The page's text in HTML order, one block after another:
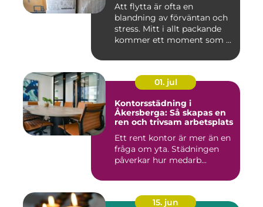
Att flytta är ofta en
blandning av förväntan och
stress. Mitt i allt packande
kommer ett moment som ...
01. jul
Kontorsstädning i
Åkersberga: Så skapas en
ren och trivsam arbetsplats
Ett rent kontor är mer än en
fråga om yta. Städningen
påverkar hur medarb...
15. jun